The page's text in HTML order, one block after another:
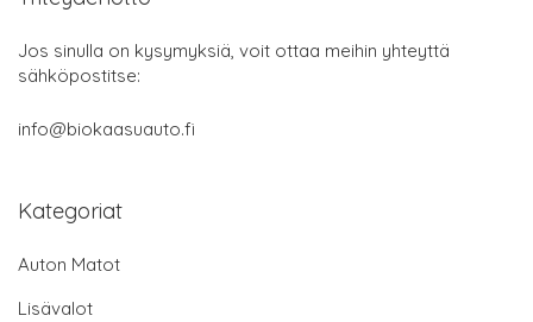
Jos sinulla on kysymyksiä, voit ottaa meihin yhteyttä
sähköpostitse:
info@biokaasuauto.fi
Kategoriat
Auton Matot
Lisävalot